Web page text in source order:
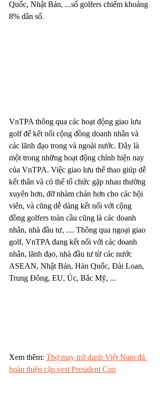
Quốc, Nhật Bản, ...số golfers chiếm khoảng
8% dân số.
VnTPA thông qua các hoạt động giao lưu
golf để kết nối cộng đồng doanh nhân và
các lãnh đạo trong và ngoài nước. Đây là
một trong những hoạt động chính hiện nay
của VnTPA. Việc giao lưu thể thao giúp dễ
kết thân và có thể tổ chức gặp nhau thường
xuyên hơn, đỡ nhàm chán hơn cho các hội
viên, và cũng dễ dàng kết nối với cộng
đồng golfers toàn cầu cũng là các doanh
nhân, nhà đầu tư, .... Thông qua ngoại giao
golf, VnTPA đang kết nối với các doanh
nhân, lãnh đạo, nhà đầu tư từ các nước
ASEAN, Nhật Bản, Hàn Quốc, Đài Loan,
Trung Đông, EU, Úc, Bắc Mỹ, ...
Xem thêm: Thợ may trứ danh Việt Nam đã
hoàn thiện cặp vest President Cup